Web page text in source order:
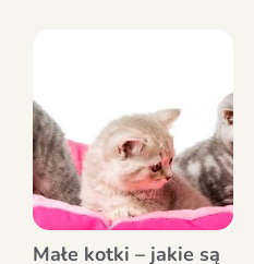
Małe kotki – jakie są